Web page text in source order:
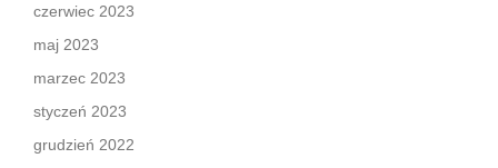
czerwiec 2023
maj 2023
marzec 2023
styczeń 2023
grudzień 2022